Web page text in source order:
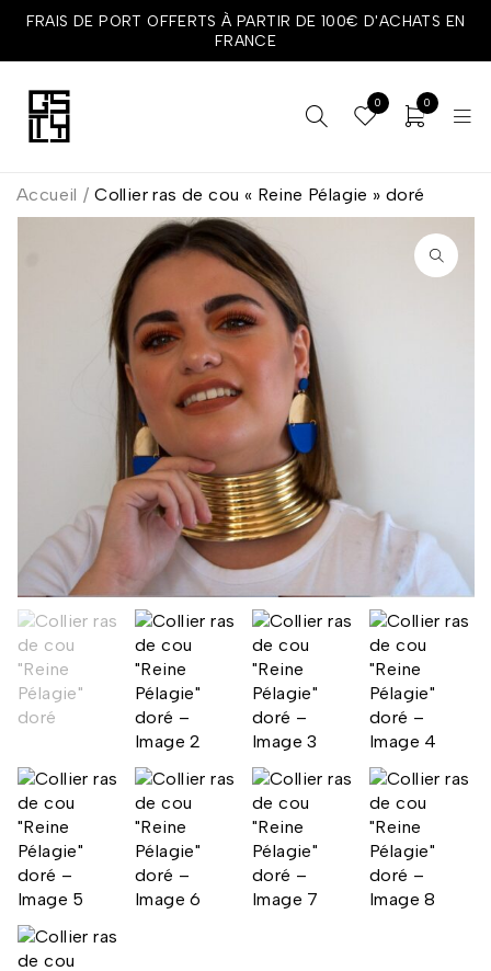
FRAIS DE PORT OFFERTS À PARTIR DE 100€ D'ACHATS EN
FRANCE
0 0
Accueil / Collier ras de cou « Reine Pélagie » doré